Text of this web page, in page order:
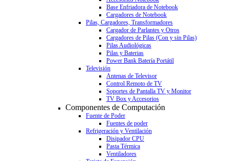
Base Enfriadora de Notebook
Cargadores de Notebook
Pilas, Cargadores, Transformadores
Cargador de Parlantes y Otros
Cargadores de Pilas (Con y sin Pilas)
Pilas Audiológicas
Pilas y Baterias
Power Bank Batería Portátil
Televisión
Antenas de Televisor
Control Remoto de TV
Soportes de Pantalla TV y Monitor
TV Box y Accesorios
Componentes de Computación
Fuente de Poder
Fuentes de poder
Refrigeración y Ventilación
Disipador CPU
Pasta Térmica
Ventiladores